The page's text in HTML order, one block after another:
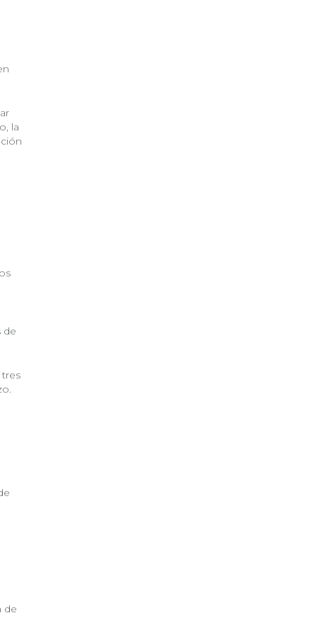
la
de
de